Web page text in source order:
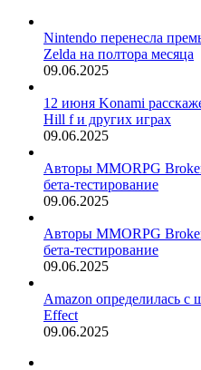
Nintendo перенесла
Zelda на полтора месяца
09.06.2025
12 июня Konami
Hill f и других играх
09.06.2025
Авторы MMORPG
бета-тестирование
09.06.2025
Авторы MMORPG
бета-тестирование
09.06.2025
Amazon определилась с
Effect
09.06.2025